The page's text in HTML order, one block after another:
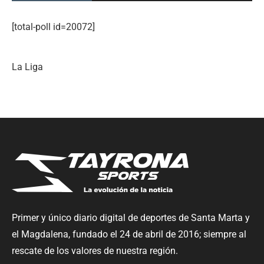
[total-poll id=20072]
La Liga
Primer y único diario digital de deportes de Santa Marta y
el Magdalena, fundado el 24 de abril de 2016; siempre al
rescate de los valores de nuestra región.